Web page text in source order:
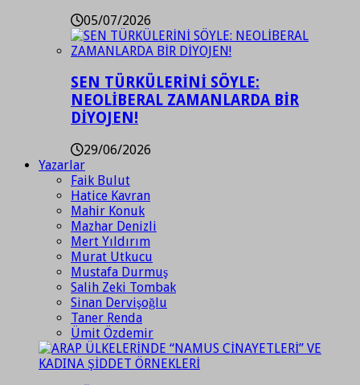
05/07/2026
SEN TÜRKÜLERİNİ SÖYLE:
NEOLİBERAL ZAMANLARDA BİR
DİYOJEN!
29/06/2026
Yazarlar
Faik Bulut
Hatice Kavran
Mahir Konuk
Mazhar Denizli
Mert Yıldırım
Murat Utkucu
Mustafa Durmuş
Salih Zeki Tombak
Sinan Dervişoğlu
Taner Renda
Ümit Özdemir